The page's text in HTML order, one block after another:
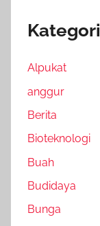
Kategori
Alpukat
anggur
Berita
Bioteknologi
Buah
Budidaya
Bunga